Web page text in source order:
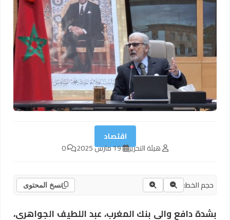
اقتصاد
هيئة التحرير 19 مارس 2025
حجم الخط: نسخ المحتوى
بشدة دافع والي بنك المغرب، عبد اللطيف الجواهري،